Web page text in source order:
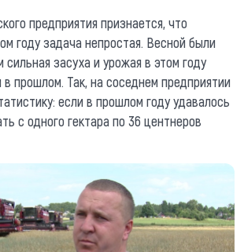
предприятия признается, что
году задача непростая. Весной были
сильная засуха и урожая в этом году
прошлом. Так, на соседнем предприятии
если в прошлом году удавалось
с одного гектара по 36 центнеров